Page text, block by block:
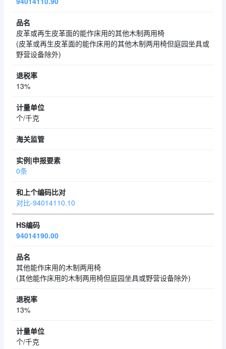
皮革或再生皮革面的能作床用的其他木制两用椅
(皮革或再生皮革面的能作床用的其他木制两用椅但庭园坐具或
野营设备除外)
13%
个/千克
0条
对比-94014110.10
94014190.00
其他能作床用的木制两用椅
(其他能作床用的木制两用椅但庭园坐具或野营设备除外)
13%
个/千克